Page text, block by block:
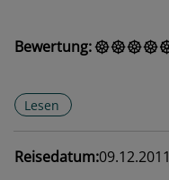
Bewertung:
Lesen
Reisedatum:09.12.2011